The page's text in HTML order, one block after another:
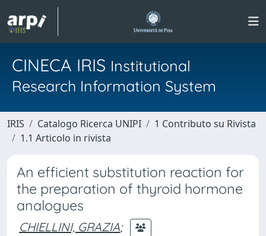
CINECA IRIS Institutional
Research Information System
IRIS Catalogo Ricerca UNIPI
1 Contributo su Rivista
1.1 Articolo in rivista
An efficient substitution reaction for
the preparation of thyroid hormone
analogues
CHIELLINI, GRAZIA;